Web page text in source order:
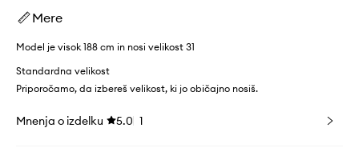
Mere
Model je visok 188 cm in nosi velikost 31
Standardna velikost
Priporočamo, da izbereš velikost, ki jo običajno nosiš.
Mnenja o izdelku 5.0 1